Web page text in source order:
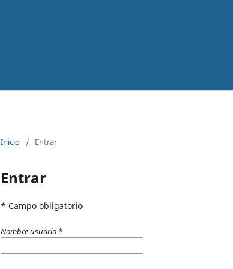
Inicio / Entrar
Entrar
* Campo obligatorio
Nombre usuario *